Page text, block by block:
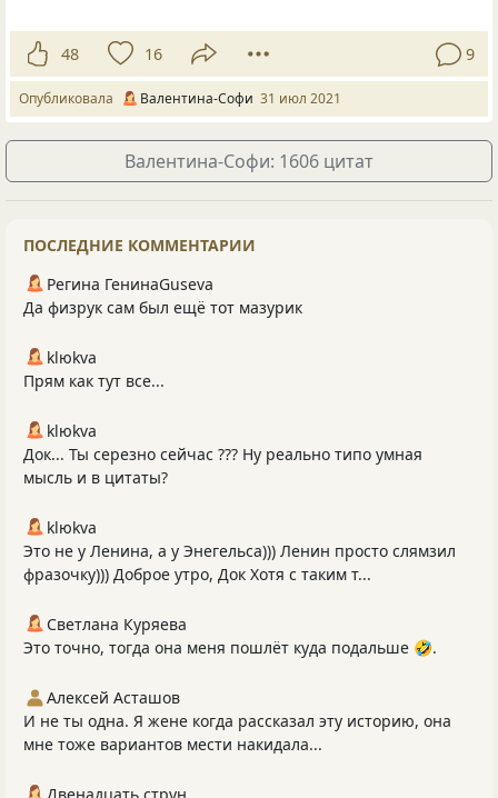
48 16 9
Опубликовала Валентина-Софи 31 июл 2021
Валентина-Софи: 1606 цитат
ПОСЛЕДНИЕ КОММЕНТАРИИ
Регина ГенинаGuseva
Да физрук сам был ещё тот мазурик
klюkva
Прям как тут все...
klюkva
Док... Ты серезно сейчас ??? Ну реально типо умная
мысль и в цитаты?
klюkva
Это не у Ленина, а у Энегельса))) Ленин просто слямзил
фразочку))) Доброе утро, Док Хотя с таким т...
Светлана Куряева
Это точно, тогда она меня пошлёт куда подальше 🤣.
Алексей Асташов
И не ты одна. Я жене когда рассказал эту историю, она
мне тоже вариантов мести накидала...